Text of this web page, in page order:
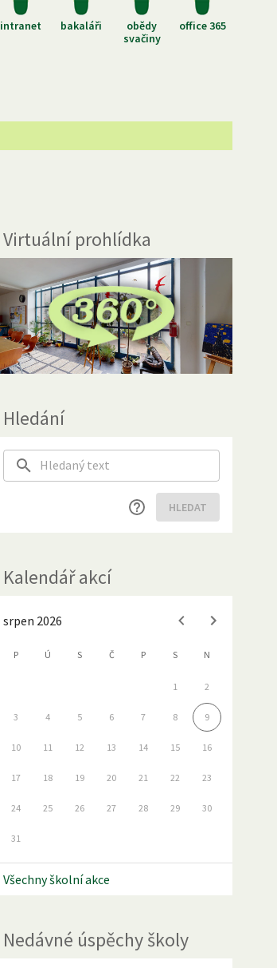
intranet bakaláři
obědy
svačiny
office 365
Virtuální prohlídka
Hledání
HLEDAT
Kalendář akcí
srpen 2026
P Ú S Č P S N
1 2
3 4 5 6 7 8 9
10 11 12 13 14 15 16
17 18 19 20 21 22 23
24 25 26 27 28 29 30
31
Všechny školní akce
Nedávné úspěchy školy